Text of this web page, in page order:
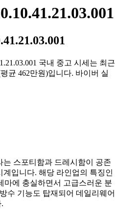
국내 중고 시세는 최근
균 462만원)입니다. 바이버 실
스포티함과 드레시함이 공존
입니다. 해당 라인업의 특징인
마에 충실하면서 고급스러운 분
수 기능도 탑재되어 데일리웨어